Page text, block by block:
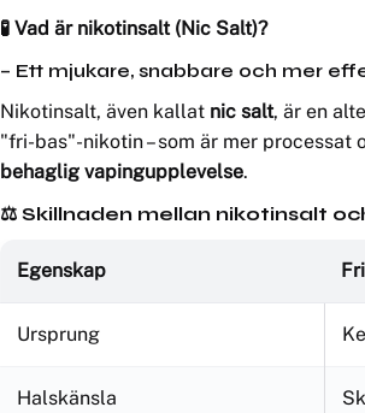
🧪 Vad är nikotinsalt (Nic Salt)?
– Ett mjukare, snabbare och mer
Nikotinsalt, även kallat nic salt, är en
"fri-bas"-nikotin – som är mer processat
behaglig vapingupplevelse.
⚖️ Skillnaden mellan nikotinsalt
Egenskap
Ursprung
Halskänsla